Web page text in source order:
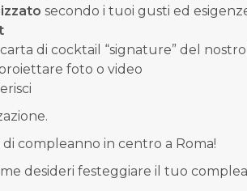
secondo i tuoi gusti ed
di cocktail “signature” del
foto o video
compleanno in centro a Roma!
desideri festeggiare il tuo